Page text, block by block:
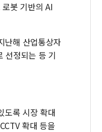
봇 기반의 AI
난해 산업통상자
선정되는 등 기
도록 시장 확대
확대 등을